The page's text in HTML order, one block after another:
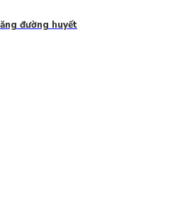
đường huyết